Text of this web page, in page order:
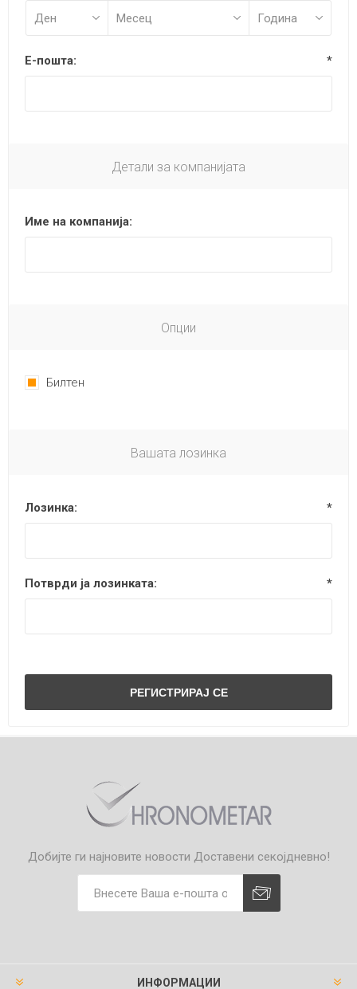
Е-пошта: *
Детали за компанијата
Име на компанија:
Опции
Билтен
Вашата лозинка
Лозинка: *
Потврди ја лозинката: *
Добијте ги најновите новости Доставени секојдневно!
ИНФОРМАЦИИ